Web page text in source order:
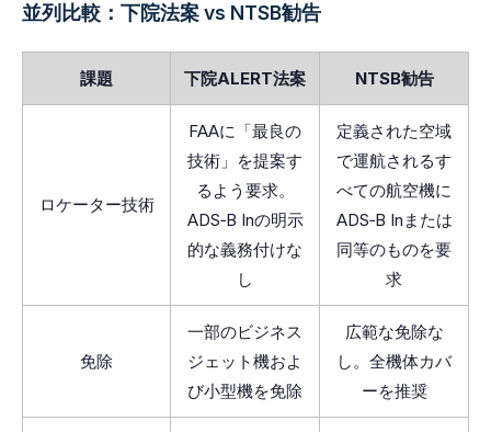
並列比較：下院法案 vs NTSB勧告
課題 下院ALERT法案 NTSB勧告
ロケーター技術
FAAに「最良の
技術」を提案す
るよう要求。
ADS‑B Inの明示
的な義務付けな
し
定義された空域
で運航されるす
べての航空機に
ADS‑B Inまたは
同等のものを要
求
免除
一部のビジネス
ジェット機およ
び小型機を免除
広範な免除な
し。全機体カバ
ーを推奨